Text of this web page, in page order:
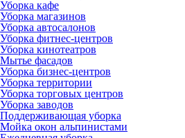
Уборка кафе
Уборка магазинов
Уборка автосалонов
Уборка фитнес-центров
Уборка кинотеатров
Мытье фасадов
Уборка бизнес-центров
Уборка территории
Уборка торговых центров
Уборка заводов
Поддерживающая уборка
Мойка окон альпинистами